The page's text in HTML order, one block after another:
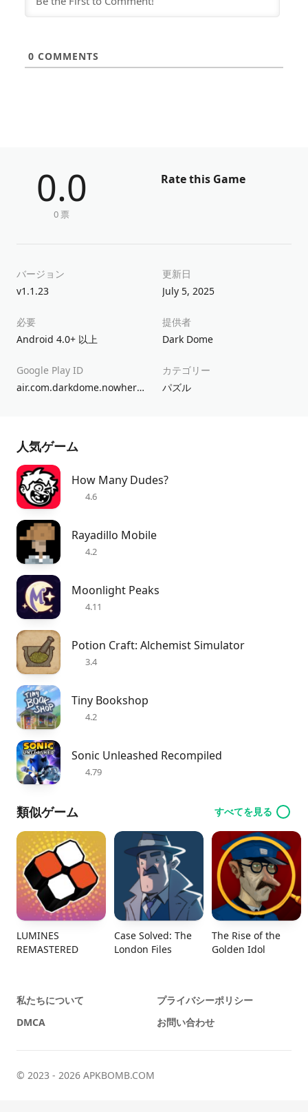
0 COMMENTS
0.0
0 票
Rate this Game
バージョン
v1.1.23
更新日
July 5, 2025
必要
Android 4.0+ 以上
提供者
Dark Dome
Google Play ID
air.com.darkdome.nowhere.house
カテゴリー
パズル
人気ゲーム
How Many Dudes?
4.6
Rayadillo Mobile
4.2
Moonlight Peaks
4.11
Potion Craft: Alchemist Simulator
3.4
Tiny Bookshop
4.2
Sonic Unleashed Recompiled
4.79
類似ゲーム すべてを見る
LUMINES
REMASTERED
Case Solved: The
London Files
The Rise of the
Golden Idol
私たちについて
プライバシーポリシー
DMCA
お問い合わせ
© 2023 - 2026 APKBOMB.COM